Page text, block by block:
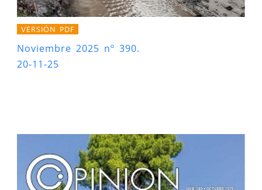
VERSIÓN PDF
Noviembre 2025 nº 390.
20-11-25